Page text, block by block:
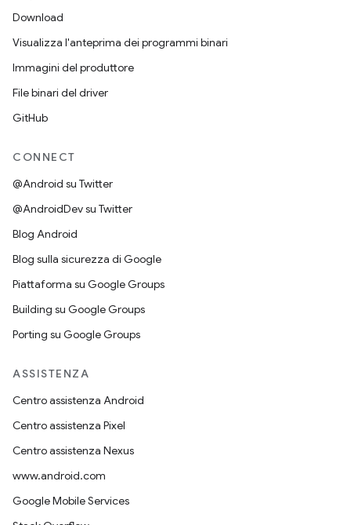
Download
Visualizza l'anteprima dei programmi binari
Immagini del produttore
File binari del driver
GitHub
CONNECT
@Android su Twitter
@AndroidDev su Twitter
Blog Android
Blog sulla sicurezza di Google
Piattaforma su Google Groups
Building su Google Groups
Porting su Google Groups
ASSISTENZA
Centro assistenza Android
Centro assistenza Pixel
Centro assistenza Nexus
www.android.com
Google Mobile Services